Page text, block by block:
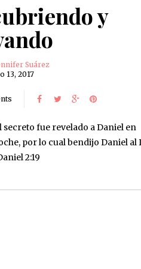
y
Suárez
13, 2017
secreto fue revelado a Daniel en
por lo cual bendijo Daniel al
2:19